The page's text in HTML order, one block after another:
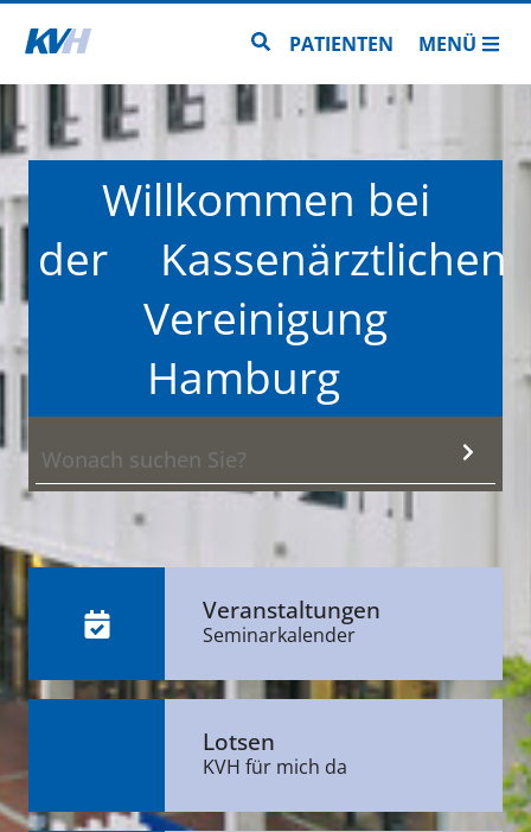
Zur Startseite Zur Seitensuche
PATIENTEN MENÜ
Willkommen bei
der
Kassenärztlichen
Vereinigung
Hamburg
Veranstaltungen
Seminarkalender
Lotsen
KVH für mich da